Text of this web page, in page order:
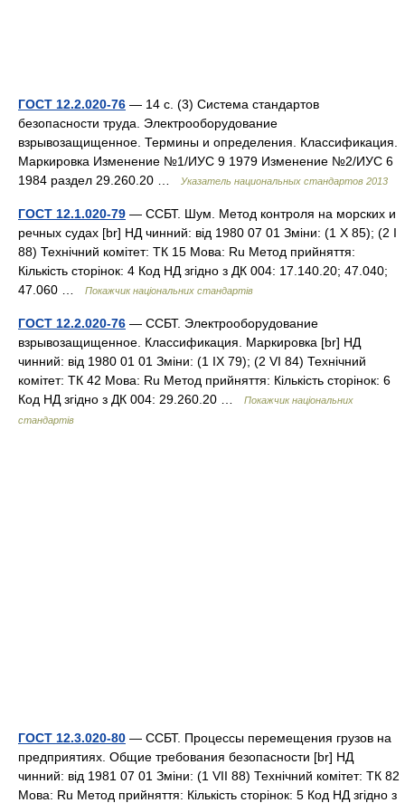
ГОСТ 12.2.020-76 — 14 с. (3) Система стандартов
безопасности труда. Электрооборудование
взрывозащищенное. Термины и определения. Классификация.
Маркировка Изменение №1/ИУС 9 1979 Изменение №2/ИУС 6
1984 раздел 29.260.20 …
Указатель национальных стандартов 2013
ГОСТ 12.1.020-79 — ССБТ. Шум. Метод контроля на морских и
речных судах [br] НД чинний: від 1980 07 01 Зміни: (1 X 85); (2 I
88) Технічний комітет: ТК 15 Мова: Ru Метод прийняття:
Кількість сторінок: 4 Код НД згідно з ДК 004: 17.140.20; 47.040;
47.060 …
Покажчик національних стандартів
ГОСТ 12.2.020-76 — ССБТ. Электрооборудование
взрывозащищенное. Классификация. Маркировка [br] НД
чинний: від 1980 01 01 Зміни: (1 IX 79); (2 VI 84) Технічний
комітет: ТК 42 Мова: Ru Метод прийняття: Кількість сторінок: 6
Код НД згідно з ДК 004: 29.260.20 …
Покажчик національних
стандартів
ГОСТ 12.3.020-80 — ССБТ. Процессы перемещения грузов на
предприятиях. Общие требования безопасности [br] НД
чинний: від 1981 07 01 Зміни: (1 VII 88) Технічний комітет: ТК 82
Мова: Ru Метод прийняття: Кількість сторінок: 5 Код НД згідно з